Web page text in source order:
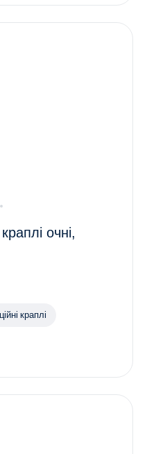
очні,
краплі